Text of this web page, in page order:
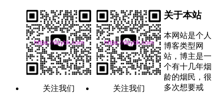
关注我们 关注我们
关于本站
本网站是个人
博客类型网
站，博主是一
个有十几年烟
龄的烟民，很
多次想要戒